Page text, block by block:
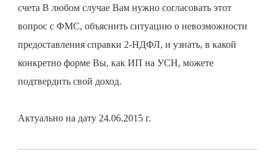
счета В любом случае Вам нужно согласовать этот
вопрос с ФМС, объяснить ситуацию о невозможности
предоставления справки 2-НДФЛ, и узнать, в какой
конкретно форме Вы, как ИП на УСН, можете
подтвердить свой доход.
Актуально на дату 24.06.2015 г.